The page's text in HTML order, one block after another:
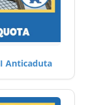
Anticaduta